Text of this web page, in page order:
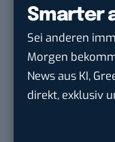
Smarter
Sei anderen
Morgen
News aus KI,
direkt, exklusiv
Social
(m/w/
Dr.